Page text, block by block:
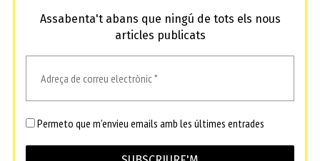
Assabenta't abans que ningú de tots els nous
articles publicats
Permeto que m'envieu emails amb les últimes entrades